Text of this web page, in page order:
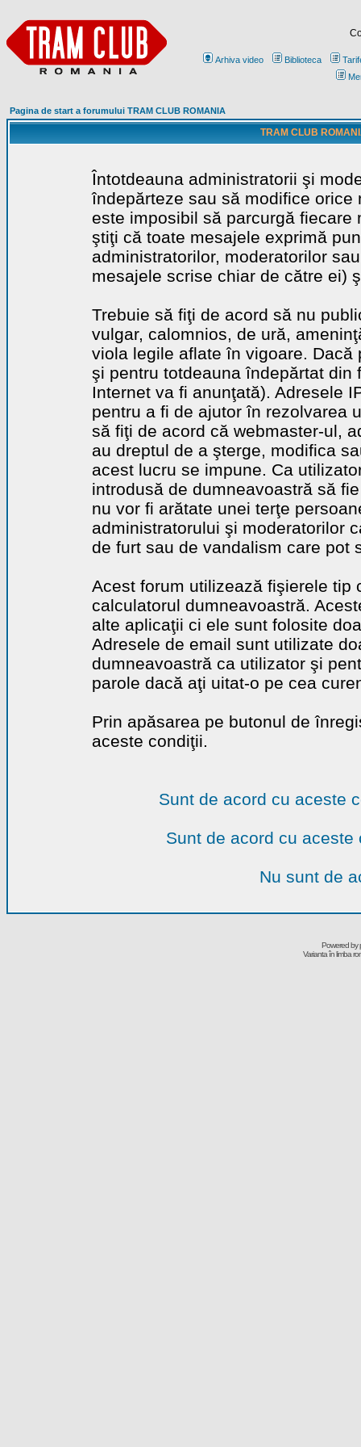
Arhiva video Biblioteca
Pagina de start a forumului TRAM CLUB ROMANIA
TRAM CLUB
Întotdeauna administratorii şi
îndepărteze sau să modifice
este imposibil să parcurgă
ştiţi că toate mesajele exprimă
administratorilor, moderatorilor
mesajele scrise chiar de către ei)
Trebuie să fiţi de acord să nu
vulgar, calomnios, de ură,
viola legile aflate în vigoare.
şi pentru totdeauna îndepărtat
Internet va fi anunţată). Adresele
pentru a fi de ajutor în rezolvarea
să fiţi de acord că webmaster-ul,
au dreptul de a şterge, modifica
acest lucru se impune. Ca
introdusă de dumneavoastră să
nu vor fi arătate unei terţe
administratorului şi moderatorilor
de furt sau de vandalism care pot
Acest forum utilizează fişierele tip
calculatorul dumneavoastră.
alte aplicaţii ci ele sunt folosite
Adresele de email sunt utilizate
dumneavoastră ca utilizator şi
parole dacă aţi uitat-o pe cea
Prin apăsarea pe butonul de
aceste condiţii.
Sunt de acord cu aceste
Sunt de acord cu
Nu sunt de
Powered by
Varianta în limba